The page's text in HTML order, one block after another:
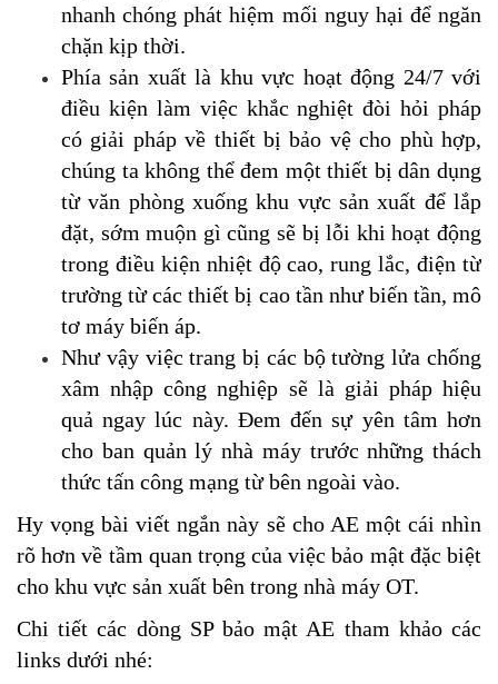
nhanh chóng phát hiệm mối nguy hại để ngăn
chặn kịp thời.
Phía sản xuất là khu vực hoạt động 24/7 với
điều kiện làm việc khắc nghiệt đòi hỏi pháp
có giải pháp về thiết bị bảo vệ cho phù hợp,
chúng ta không thể đem một thiết bị dân dụng
từ văn phòng xuống khu vực sản xuất để lắp
đặt, sớm muộn gì cũng sẽ bị lỗi khi hoạt động
trong điều kiện nhiệt độ cao, rung lắc, điện từ
trường từ các thiết bị cao tần như biến tần, mô
tơ máy biến áp.
Như vậy việc trang bị các bộ tường lửa chống
xâm nhập công nghiệp sẽ là giải pháp hiệu
quả ngay lúc này. Đem đến sự yên tâm hơn
cho ban quản lý nhà máy trước những thách
thức tấn công mạng từ bên ngoài vào.
Hy vọng bài viết ngắn này sẽ cho AE một cái nhìn
rõ hơn về tầm quan trọng của việc bảo mật đặc biệt
cho khu vực sản xuất bên trong nhà máy OT.
Chi tiết các dòng SP bảo mật AE tham khảo các
links dưới nhé: